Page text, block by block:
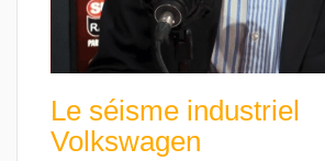
Le séisme industriel
Volkswagen